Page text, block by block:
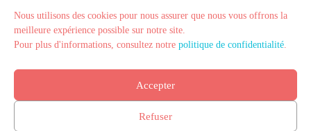
Nous utilisons des cookies pour nous assurer que nous vous offrons la
meilleure expérience possible sur notre site.
Pour plus d'informations, consultez notre politique de confidentialité.
Accepter
Refuser